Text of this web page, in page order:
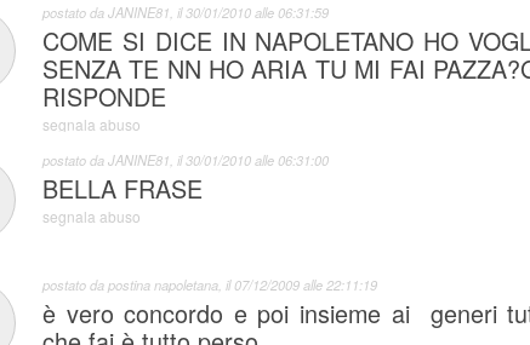
postato daJANINE81 , il30/01/2010 alle 06:31:59
COME SI DICE IN NAPOLETANO HO
SENZA TE NN HO ARIA TU MI FAI
RISPONDE
segnala abuso
postato daJANINE81 , il30/01/2010 alle 06:31:00
BELLA FRASE
segnala abuso
postato dapostina napoletana , il07/12/2009 alle 22:11:19
è vero concordo e poi insieme ai generi